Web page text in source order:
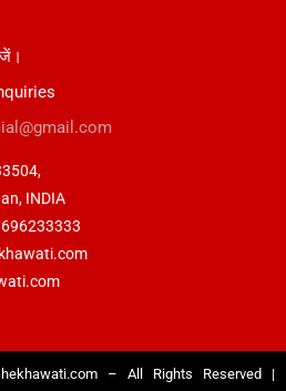
INDIA
– All Rights Reserved |